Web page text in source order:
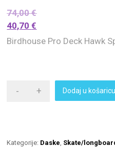
74,00€
40,70€
Birdhouse Pro Deck Hawk
- + Dodaj u košaricu
Kategorije: Daske Skate/